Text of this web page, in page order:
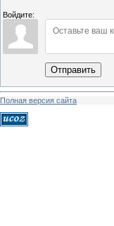
Войдите:
Отправить
Полная версия сайта